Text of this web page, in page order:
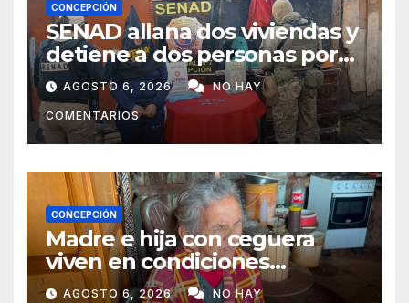
CONCEPCIÓN
SENAD allana dos viviendas y
detiene a dos personas por
presunto microtráfico en
Concepción
AGOSTO 6, 2026 NO HAY
COMENTARIOS
CONCEPCIÓN
Madre e hija con ceguera
viven en condiciones
precarias y vecinos impulsan
AGOSTO 6, 2026 NO HAY